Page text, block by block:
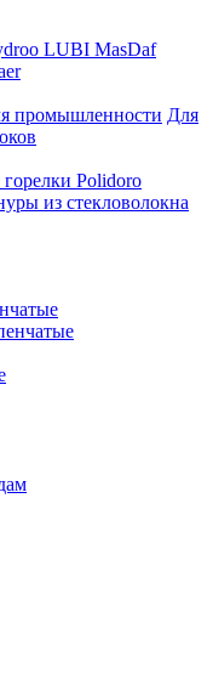
LUBI MasDaf
промышленности Для
горелки Polidoro
из стекловолокна